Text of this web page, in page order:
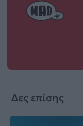
Δες επίσης